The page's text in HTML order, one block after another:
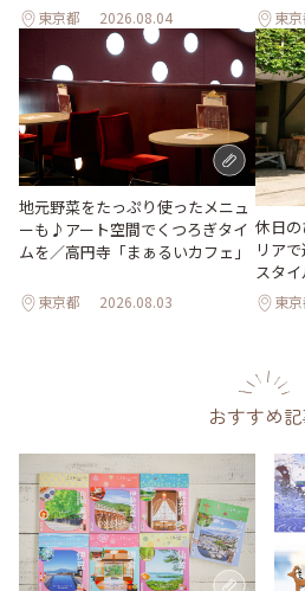
東京都 2026.08.04 東
地元野菜をたっぷり使ったメニュ
ーも♪アート空間でくつろぎタイ
ムを／高円寺「まぁるいカフェ」
東京都 2026.08.03
休日
リア
スタ
東
おすすめ